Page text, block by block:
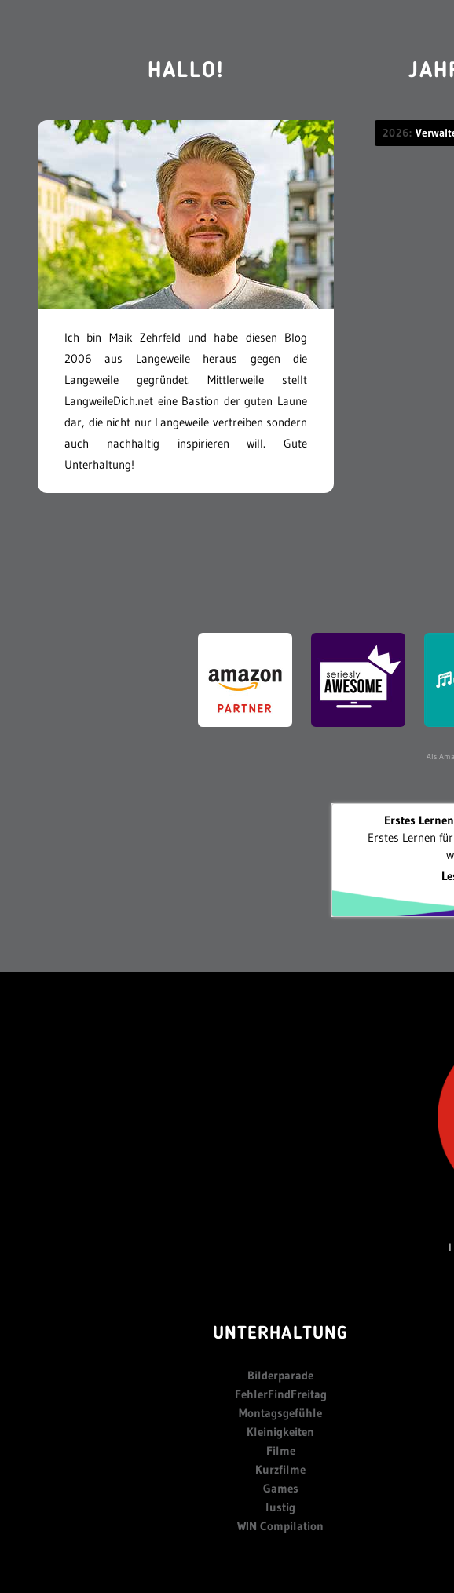
HALLO!
Ich bin Maik Zehrfeld und habe diesen Blog
2006 aus Langeweile heraus gegen die
Langeweile gegründet. Mittlerweile stellt
LangweileDich.net eine Bastion der guten Laune
dar, die nicht nur Langeweile vertreiben sondern
auch nachhaltig inspirieren will. Gute
Unterhaltung!
2026
Als
Erstes
Erstes Lernen
UNTERHALTUNG
Bilderparade
FehlerFindFreitag
Montagsgefühle
Kleinigkeiten
Filme
Kurzfilme
Games
lustig
WIN Compilation